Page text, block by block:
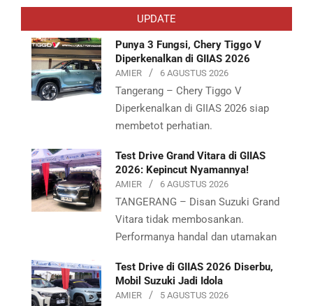
05-
UPDATE
Punya 3 Fungsi, Chery Tiggo V
Diperkenalkan di GIIAS 2026
AMIER 6 AGUSTUS 2026
Tangerang – Chery Tiggo V
Diperkenalkan di GIIAS 2026 siap
membetot perhatian.
Test Drive Grand Vitara di GIIAS
2026: Kepincut Nyamannya!
AMIER 6 AGUSTUS 2026
TANGERANG – Disan Suzuki Grand
Vitara tidak membosankan.
Performanya handal dan utamakan
Test Drive di GIIAS 2026 Diserbu,
Mobil Suzuki Jadi Idola
AMIER 5 AGUSTUS 2026